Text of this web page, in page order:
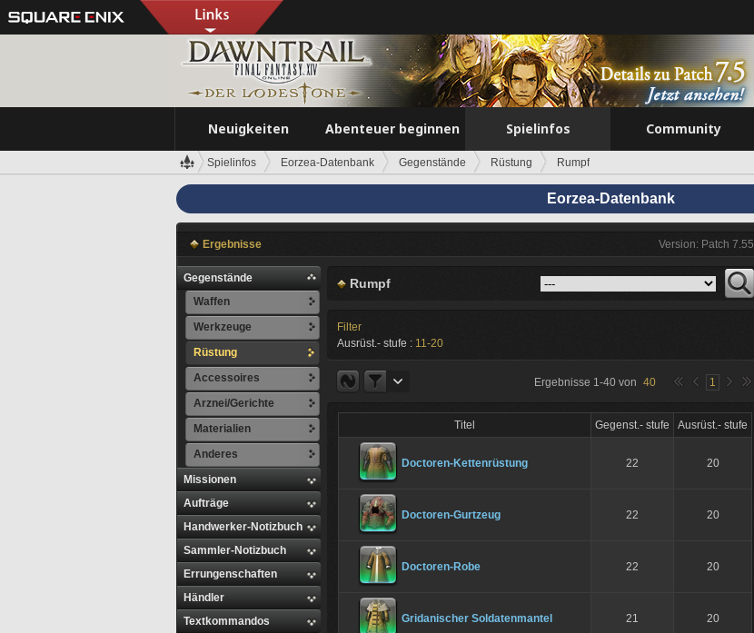
Neuigkeiten Abenteuer beginnen Spielinfos Community
Spielinfos Eorzea-Datenbank Gegenstände Rüstung Rumpf
Eorzea-Datenbank
Ergebnisse Version: Patch 7.55
Gegenstände
Waffen
Werkzeuge
Rüstung
Accessoires
Arznei/Gerichte
Materialien
Anderes
Missionen
Aufträge
Handwerker-Notizbuch
Sammler-Notizbuch
Errungenschaften
Händler
Textkommandos
Rumpf
Filter
Ausrüst.- stufe : 11-20
Ergebnisse 1-40 von 40 1
Titel Gegenst.- stufe Ausrüst.- stufe
Doctoren-Kettenrüstung 22 20
Doctoren-Gurtzeug 22 20
Doctoren-Robe 22 20
Gridanischer Soldatenmantel 21 20